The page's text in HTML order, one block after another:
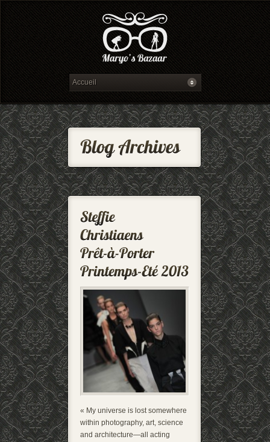
« My universe is lost somewhere
within photography, art, science
and architecture—all acting